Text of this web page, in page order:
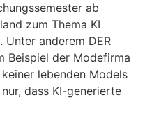
ab
zum Thema KI
anderem DER
Beispiel der Modefirma
lebenden Models
dass KI-generierte